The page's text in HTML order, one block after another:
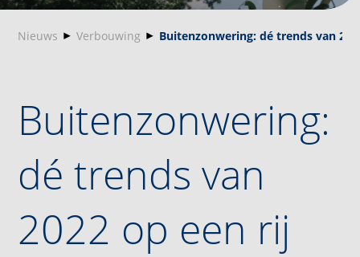
Nieuws Verbouwing Buitenzonwering: dé trends van
Buitenzonwering:
dé trends van
2022 op een rij